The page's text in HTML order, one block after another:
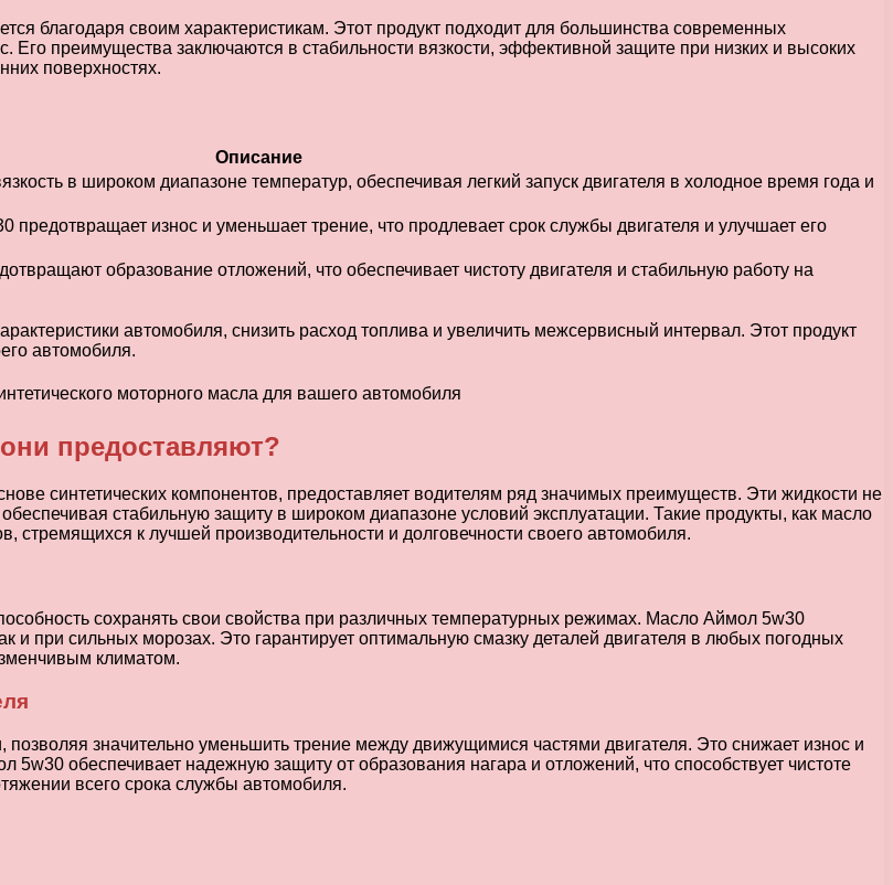
благодаря своим характеристикам. Этот продукт подходит для большинства современных
преимущества заключаются в стабильности вязкости, эффективной защите при низких и высоких
поверхностях.
Описание
в широком диапазоне температур, обеспечивая легкий запуск двигателя в холодное время года и
предотвращает износ и уменьшает трение, что продлевает срок службы двигателя и улучшает его
образование отложений, что обеспечивает чистоту двигателя и стабильную работу на
автомобиля, снизить расход топлива и увеличить межсервисный интервал. Этот продукт
автомобиля.
предоставляют?
синтетических компонентов, предоставляет водителям ряд значимых преимуществ. Эти жидкости не
стабильную защиту в широком диапазоне условий эксплуатации. Такие продукты, как масло
к лучшей производительности и долговечности своего автомобиля.
сохранять свои свойства при различных температурных режимах. Масло Аймол 5w30
и при сильных морозах. Это гарантирует оптимальную смазку деталей двигателя в любых погодных
климатом.
значительно уменьшить трение между движущимися частями двигателя. Это снижает износ и
обеспечивает надежную защиту от образования нагара и отложений, что способствует чистоте
всего срока службы автомобиля.